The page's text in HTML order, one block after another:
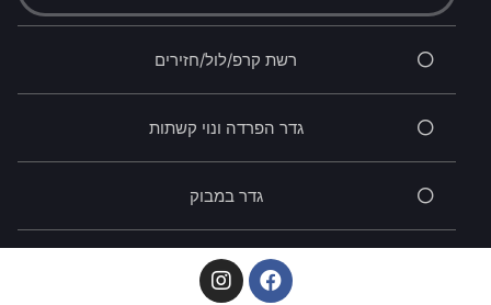
רשת קרפ/לול/חזירים
גדר הפרדה ונוי קשתות
גדר במבוק